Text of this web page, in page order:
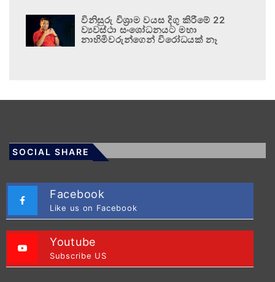
විනිසුරු විශ්‍රාම වයස දිගු කිරීමේ 22
ව්‍යවස්ථා සංශෝධනයට මහා
නාහිමිවරුන්ගෙන් විරෝධයක් නෑ
SOCIAL SHARE
Facebook
Like us on Facebook
Youtube
Subscribe US